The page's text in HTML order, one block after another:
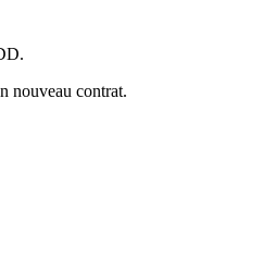
nouveau contrat.